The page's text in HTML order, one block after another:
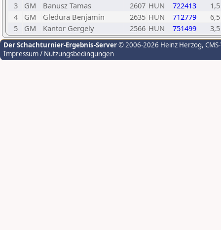
3
GM Banusz Tamas 2607 HUN 722413
1,5
4
GM Gledura Benjamin 2635 HUN 712779
6,5
5
GM Kantor Gergely 2566 HUN 751499 3,5
Der Schachturnier-Ergebnis-Server© 2006-2026 Heinz Herzog,
Impressum / Nutzungsbedingungen